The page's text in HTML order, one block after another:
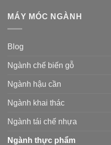
MÁY MÓC NGÀNH
Blog
Ngành chế biến gỗ
Ngành hậu cần
Ngành khai thác
Ngành tái chế nhựa
Ngành thực phẩm